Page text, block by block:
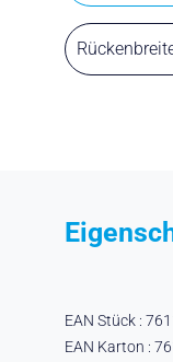
EAN Stück :
EAN Karton :